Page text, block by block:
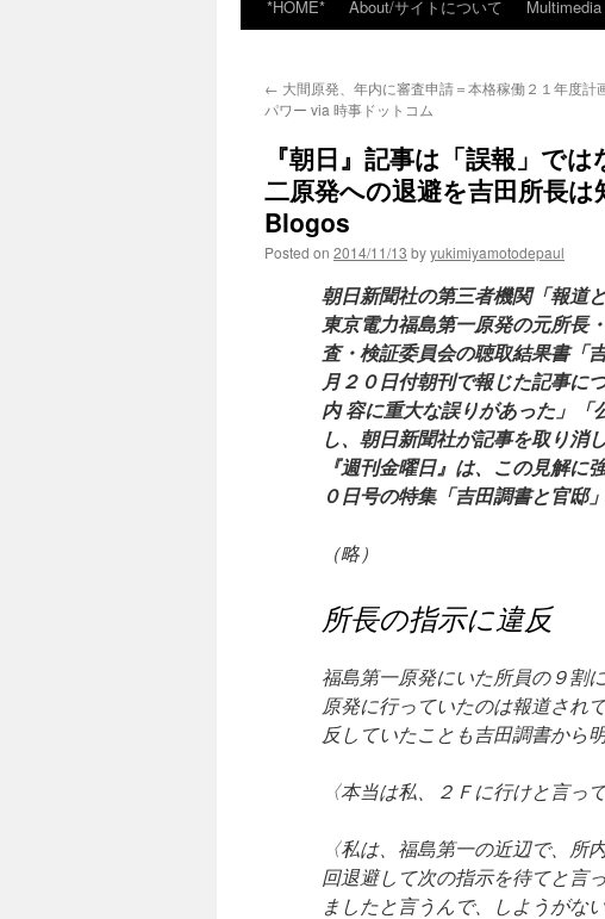
*HOME* About/サイトについて Multimedia
← 大間原発、年内に審査申請＝本格稼働２１年度計
パワー via 時事ドットコム
『朝日』記事は「誤報」で
二原発への退避を吉田所長
Blogos
Posted on 2014/11/13 byyukimiyamotodepaul
朝日新聞社の第三者機関「報道
東京電力福島第一原発の元所長
査・検証委員会の聴取結果書「
月２０日付朝刊で報じた記事に
内 容に重大な誤りがあった」「
し、朝日新聞社が記事を取り消
『週刊金曜日』は、この見解
０日号の特集「吉田調書と官邸
（略）
所長の指示に違反
福島第一原発にいた所員の９割
原発に行っていたのは報道され
反していたことも吉田調書から
〈本当は私、２Ｆに行けと言っ
〈私は、福島第一の近辺で、
回退避して次の指示を待てと言
ましたと言うんで、しようがな